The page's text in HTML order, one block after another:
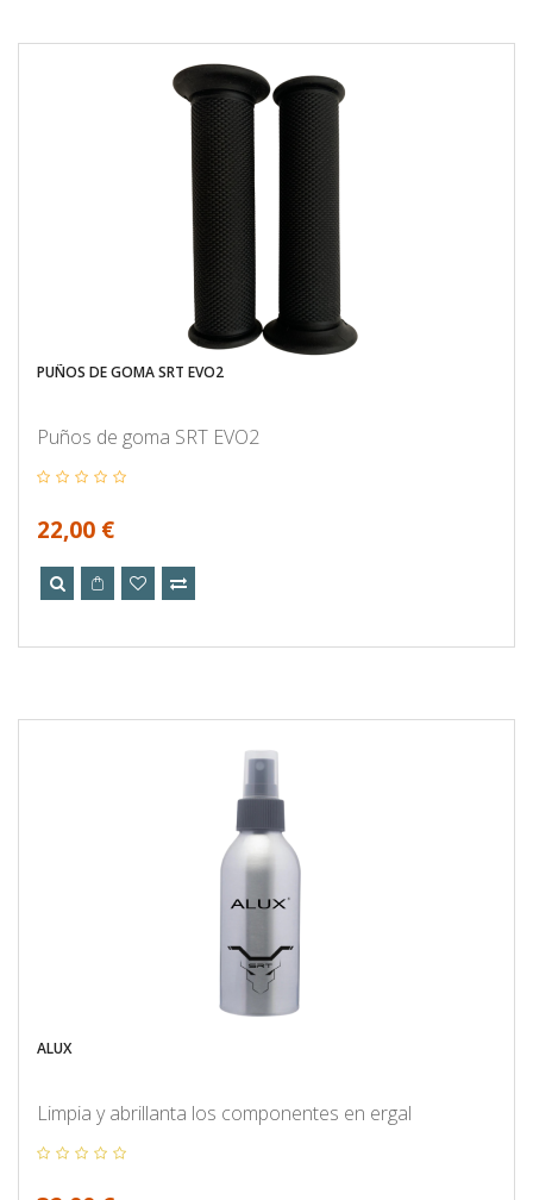
PUÑOS DE GOMA SRT EVO2
Puños de goma SRT EVO2
22,00 €
ALUX
Limpia y abrillanta los componentes en ergal